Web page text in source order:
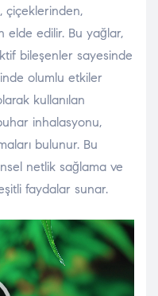
çiçeklerinden,
elde edilir. Bu yağlar,
bileşenler sayesinde
olumlu etkiler
kullanılan
inhalasyonu,
bulunur. Bu
netlik sağlama ve
faydalar sunar.